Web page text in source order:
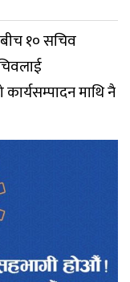
१० सचिव
माथि नै